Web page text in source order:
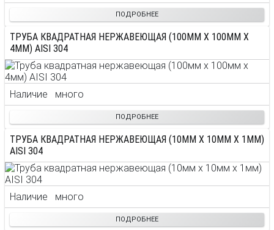
ПОДРОБНЕЕ
ТРУБА КВАДРАТНАЯ НЕРЖАВЕЮЩАЯ (100ММ X 100ММ X
4ММ) AISI 304
Наличие много
ПОДРОБНЕЕ
ТРУБА КВАДРАТНАЯ НЕРЖАВЕЮЩАЯ (10ММ X 10ММ X 1ММ)
AISI 304
Наличие много
ПОДРОБНЕЕ